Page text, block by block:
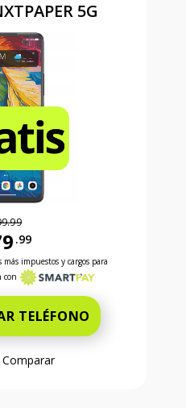
5G
.99
dollars and 99 cents Ahora
más impuestos y cargos para
con
TELÉFONO
Comparar